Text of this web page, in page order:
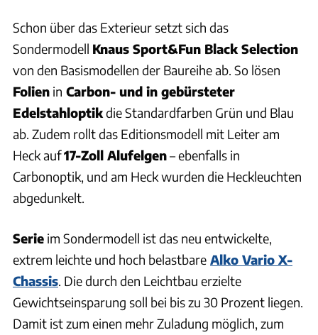
Schon über das Exterieur setzt sich das
Sondermodell Knaus Sport&Fun Black Selection
von den Basismodellen der Baureihe ab. So lösen
Folien in Carbon- und in gebürsteter
Edelstahloptikdie Standardfarben Grün und Blau
ab. Zudem rollt das Editionsmodell mit Leiter am
Heck auf17-Zoll Alufelgen– ebenfalls in
Carbonoptik, und am Heck wurden die Heckleuchten
abgedunkelt.
Serie im Sondermodell ist das neu entwickelte,
extrem leichte und hoch belastbare Alko Vario X-
Chassis. Die durch den Leichtbau erzielte
Gewichtseinsparung soll bei bis zu 30 Prozent liegen.
Damit ist zum einen mehr Zuladung möglich, zum